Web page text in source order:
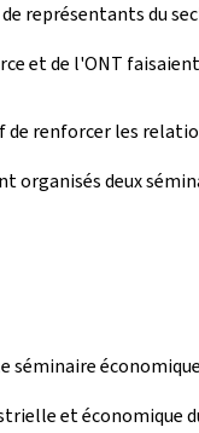
représentants du
et de l'ONT
renforcer les
organisés deux
séminaire
et économique